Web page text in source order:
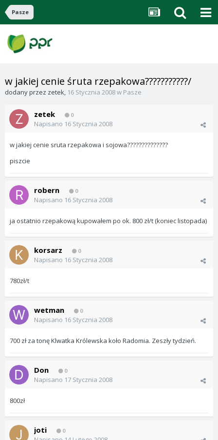
Pasze
w jakiej cenie śruta rzepakowa???????????/
dodany przez zetek, 16 Stycznia 2008w Pasze
zetek 0
Napisano 16 Stycznia 2008
w jakiej cenie sruta rzepakowa i sojowa??????????????
piszcie
robern 0
Napisano 16 Stycznia 2008
ja ostatnio rzepakową kupowałem po ok. 800 zł/t (koniec listopada)
korsarz 0
Napisano 16 Stycznia 2008
780zł/t
wetman 0
Napisano 16 Stycznia 2008
700 zł za tonę Klwatka Królewska koło Radomia. Zeszły tydzień.
Don 0
Napisano 17 Stycznia 2008
800zł
joti 0